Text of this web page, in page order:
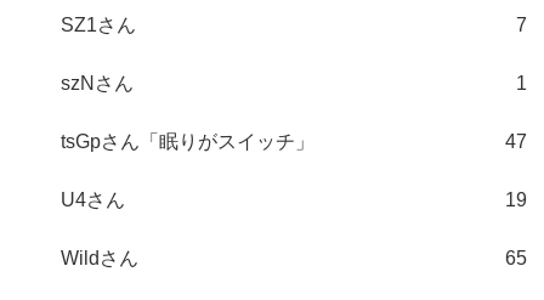
SZ1さん 7
szNさん 1
tsGpさん「眠りがスイッチ」 47
U4さん 19
Wildさん 65